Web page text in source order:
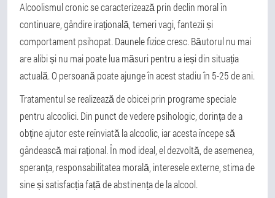
Alcoolismul cronic se caracterizează prin declin moral în
continuare, gândire irațională, temeri vagi, fantezii și
comportament psihopat. Daunele fizice cresc. Băutorul nu mai
are alibi și nu mai poate lua măsuri pentru a ieși din situația
actuală. O persoană poate ajunge în acest stadiu în 5-25 de ani.
Tratamentul se realizează de obicei prin programe speciale
pentru alcoolici. Din punct de vedere psihologic, dorința de a
obține ajutor este reînviată la alcoolic, iar acesta începe să
gândească mai rațional. În mod ideal, el dezvoltă, de asemenea,
speranța, responsabilitatea morală, interesele externe, stima de
sine și satisfacția față de abstinența de la alcool.